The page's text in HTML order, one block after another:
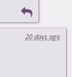
20 days ago